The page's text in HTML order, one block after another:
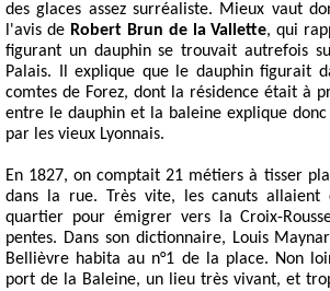
des glaces assez surréaliste. Mieux vaut
l'avis de Robert Brun de la Vallette, qui
figurant un dauphinse trouvait autrefois
Palais. Il explique que le dauphin figurait
comtes de Forez, dont la résidence était à
entre le dauphin et la baleine explique
par les vieux Lyonnais.
En 1827, on comptait 21 métiers à tisser
dans la rue. Très vite, les canuts allaient
quartier pour émigrer vers la Croix-
pentes. Dans son dictionnaire, Louis
Bellièvre habita au n°1 de la place. Non
port de la Baleine, un lieu très vivant, et